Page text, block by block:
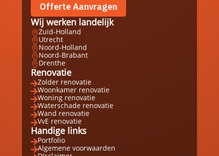
Offerte Aanvragen
Wij werken landelijk
Zuid-Holland
Utrecht
Noord-Holland
Noord-Brabant
Drenthe
Renovatie
Zolder renovatie
Woonkamer renovatie
Woning renovatie
Waterschade renovatie
Wand renovatie
VvE renovatie
Handige links
Portfolio
Algemene voorwaarden